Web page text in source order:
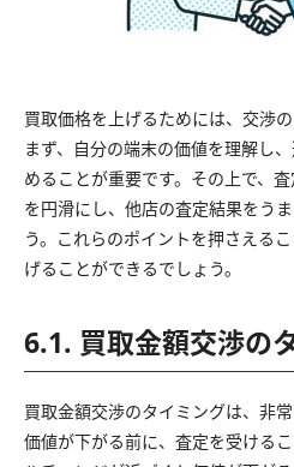
買取価格を上げるためには、交渉
まず、自分の端末の価値を理解し
めることが重要です。その上で、
を円滑にし、他店の査定結果をう
う。これらのポイントを押さえる
げることができるでしょう。
6.1. 買取金額交渉の
買取金額交渉のタイミングは、非
価値が下がる前に、査定を受ける